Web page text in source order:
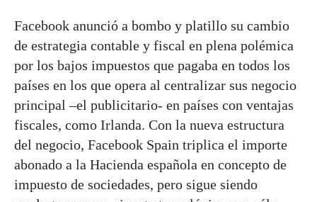
Facebook anunció a bombo y platillo su cambio
de estrategia contable y fiscal en plena polémica
por los bajos impuestos que pagaba en todos los
países en los que opera al centralizar sus negocio
principal –el publicitario- en países con ventajas
fiscales, como Irlanda. Con la nueva estructura
del negocio, Facebook Spain triplica el importe
abonado a la Hacienda española en concepto de
impuesto de sociedades, pero sigue siendo